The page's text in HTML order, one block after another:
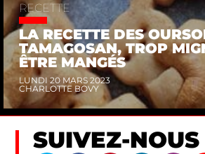
RECETTE
LA RECETTE DES
TAMAGOSAN, TROP
ÊTRE MANGÉS
LUNDI 20 MARS 2023
CHARLOTTE BOVY
SUIVEZ-NOUS